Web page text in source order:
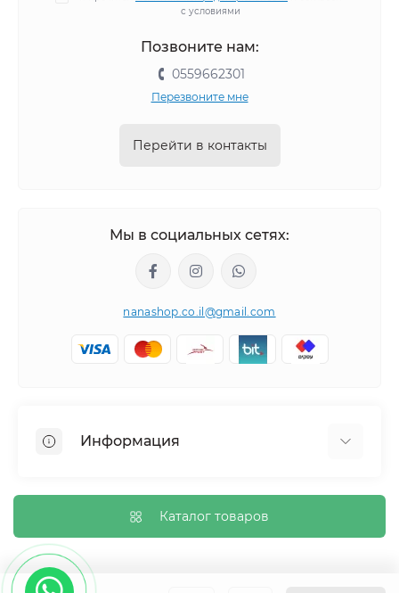
с условиями
Позвоните нам:
0559662301
Перезвоните мне
Перейти в контакты
Мы в социальных сетях:
nanashop.co.il@gmail.com
Информация
Обмен и возврат
Доставка
Политика конфиденциальности
Контакты
Каталог товаров